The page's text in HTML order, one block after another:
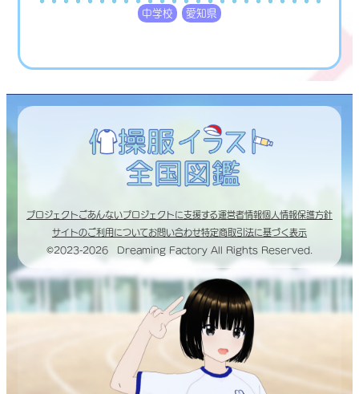
中学校 愛知県
プロジェクトごあんないプロジェクトに支援する運営者情報個人情報保護方針
サイトのご利用についてお問い合わせ特定商取引法に基づく表示
©2023-2026 Dreaming Factory All Rights Reserved.